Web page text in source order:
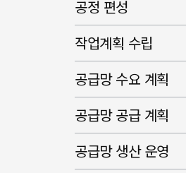
공정 편성
작업계획 수립
공급망 수요 계획
공급망 공급 계획
공급망 생산 운영